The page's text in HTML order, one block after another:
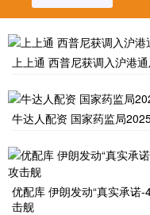
上上通 西普尼获调入沪港
牛达人配资 国家药监局
优配库 伊朗发动“真实承诺-
击舰